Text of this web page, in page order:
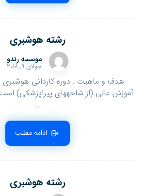
رشته هوشبری
موسسه رندو
جولای ۹, ۲۰۱۸
هدف و ماهیت : دوره کاردانی هوشبری
آموزش عالی (از شاخه‏های پیراپزشکی)
...
ادامه مطلب
رشته هوشبری